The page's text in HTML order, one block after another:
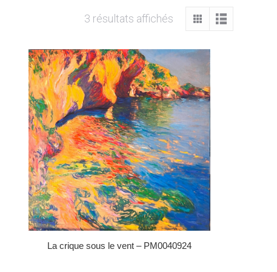
3 résultats affichés
La crique sous le vent – PM0040924